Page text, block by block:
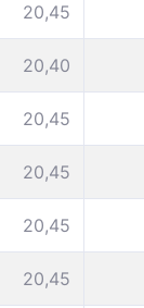
20,45
20,40
20,45
20,45
20,45
20,45